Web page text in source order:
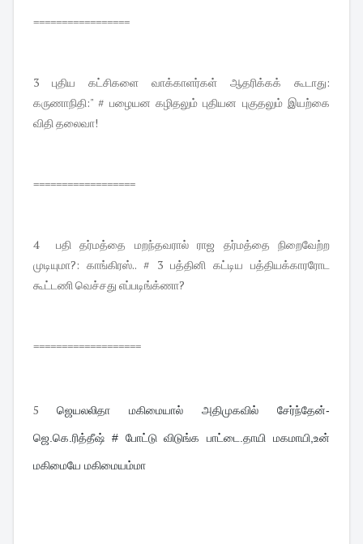
=================
3 புதிய கட்சிகளை வாக்காளர்கள் ஆதரிக்கக் கூடாது:
கருணாநிதி:" # பழையன கழிதலும் புதியன புகுதலும் இயற்கை
விதி தலைவா!
==================
4 பதி தர்மத்தை மறந்தவரால் ராஜ தர்மத்தை நிறைவேற்ற
முடியுமா?: காங்கிரஸ்.. # 3 பத்தினி கட்டிய பத்தியக்காரரோட
கூட்டணி வெச்சது எப்படிங்க்ணா?
===================
5 ஜெயலலிதா மகிமையால் அதிமுகவில் சேர்ந்தேன்-
ஜெ.கெ.ரித்தீஷ் # போட்டு விடுங்க பாட்டை.தாயி மகமாயி,உன்
மகிமையே மகிமையம்மா